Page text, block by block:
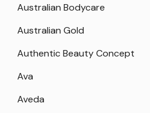
Australian Bodycare
Australian Gold
Authentic Beauty Concept
Ava
Aveda